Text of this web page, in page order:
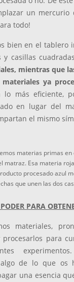
un
todo!
bien en el tablero
y casillas
mientras que
ya
lo más eficiente,
en lugar del
el mismo
materias primas
matraz. Esa materia
procesado azul
que unen las dos
PARA
materiales,
para
de lo que os
una esencia